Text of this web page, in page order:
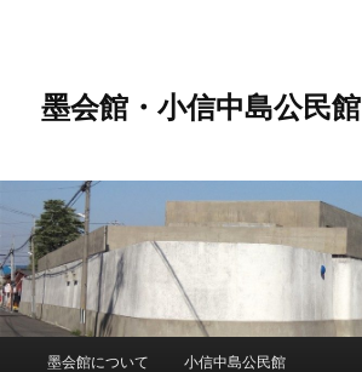
移
動
動
墨会館・小信中島公民館
墨会館について 小信中島公民館